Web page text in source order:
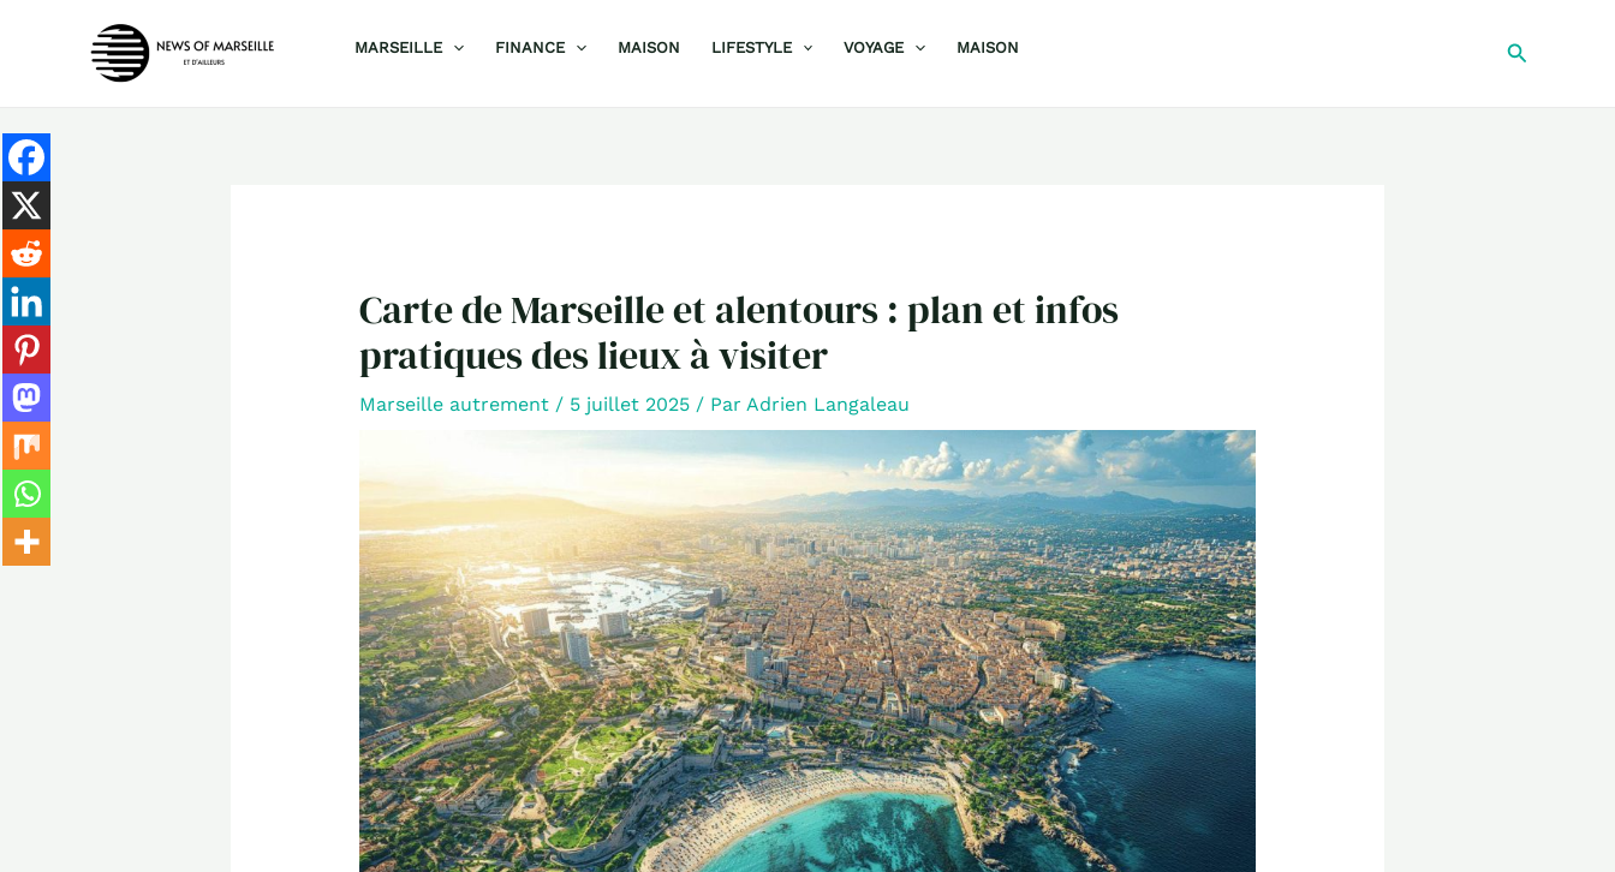
MARSEILLE FINANCE MAISON LIFESTYLE VOYAGE MAISON
Carte de Marseille et alentours : plan et infos
pratiques des lieux à visiter
Marseille autrement/ 5 juillet 2025 / Par Adrien Langaleau